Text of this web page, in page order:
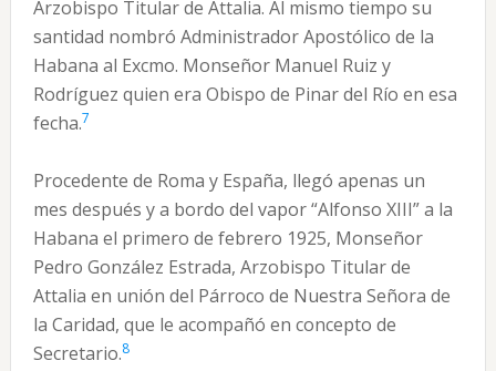
Arzobispo Titular de Attalia. Al mismo tiempo su
santidad nombró Administrador Apostólico de la
Habana al Excmo. Monseñor Manuel Ruiz y
Rodríguez quien era Obispo de Pinar del Río en esa
fecha.7
Procedente de Roma y España, llegó apenas un
mes después y a bordo del vapor “Alfonso XIII” a la
Habana el primero de febrero 1925, Monseñor
Pedro González Estrada, Arzobispo Titular de
Attalia en unión del Párroco de Nuestra Señora de
la Caridad, que le acompañó en concepto de
Secretario.8